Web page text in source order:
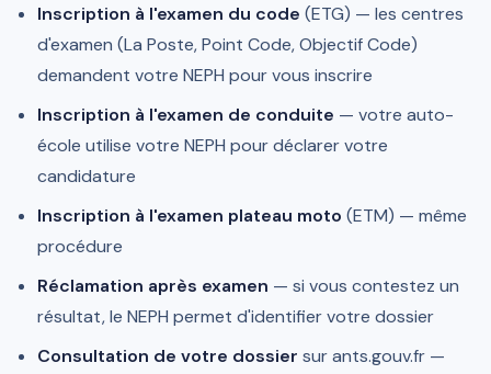
Inscription à l'examen du code (ETG) — les centres
d'examen (La Poste, Point Code, Objectif Code)
demandent votre NEPH pour vous inscrire
Inscription à l'examen de conduite — votre auto-
école utilise votre NEPH pour déclarer votre
candidature
Inscription à l'examen plateau moto (ETM) — même
procédure
Réclamation après examen — si vous contestez un
résultat, le NEPH permet d'identifier votre dossier
Consultation de votre dossier sur ants.gouv.fr —